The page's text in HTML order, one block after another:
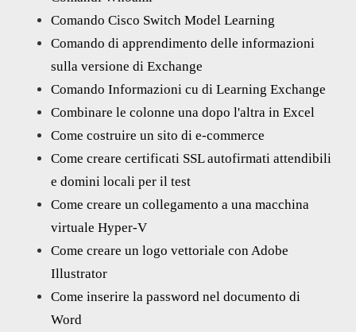
Comando Cisco Switch Model Learning
Comando di apprendimento delle informazioni
sulla versione di Exchange
Comando Informazioni cu di Learning Exchange
Combinare le colonne una dopo l'altra in Excel
Come costruire un sito di e-commerce
Come creare certificati SSL autofirmati attendibili
e domini locali per il test
Come creare un collegamento a una macchina
virtuale Hyper-V
Come creare un logo vettoriale con Adobe
Illustrator
Come inserire la password nel documento di
Word